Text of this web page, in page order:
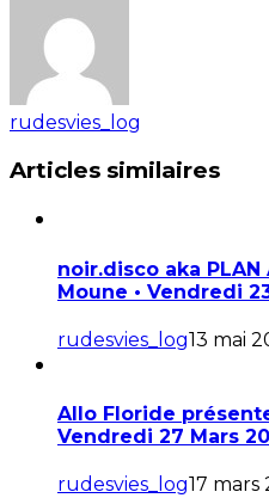
rudesvies_log
Articles similaires
noir.disco aka PLAN
Moune • Vendredi
rudesvies_log13 mai
Allo Floride
Vendredi 27 Mars
rudesvies_log17 mars